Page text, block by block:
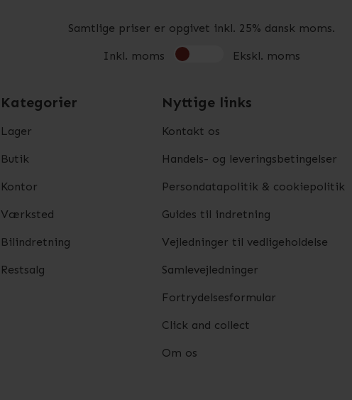
Samtlige priser er opgivet inkl. 25% dansk moms.
Inkl. moms Ekskl. moms
Kategorier
Lager
Butik
Kontor
Værksted
Bilindretning
Restsalg
Nyttige links
Kontakt os
Handels- og leveringsbetingelser
Persondatapolitik & cookiepolitik
Guides til indretning
Vejledninger til vedligeholdelse
Samlevejledninger
Fortrydelsesformular
Click and collect
Om os